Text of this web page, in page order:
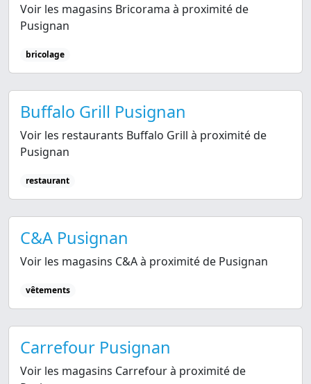
Voir les magasins Bricorama à proximité de
Pusignan
bricolage
Buffalo Grill Pusignan
Voir les restaurants Buffalo Grill à proximité de
Pusignan
restaurant
C&A Pusignan
Voir les magasins C&A à proximité de Pusignan
vêtements
Carrefour Pusignan
Voir les magasins Carrefour à proximité de